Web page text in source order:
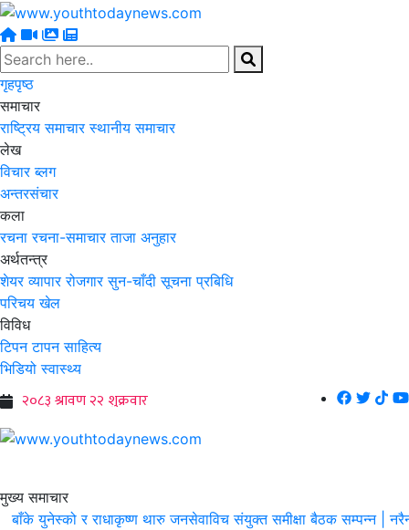
गृहपृष्ठ
समाचार
राष्ट्रिय समाचार स्थानीय समाचार
लेख
विचार ब्लग
अन्तरसंचार
कला
रचना रचना-समाचार ताजा अनुहार
अर्थतन्त्र
शेयर व्यापार रोजगार सुन-चाँदी सूचना प्रबिधि
परिचय खेल
विविध
टिपन टापन साहित्य
भिडियो स्वास्थ्य
मुख्य समाचार
युनेस्को र राधाकृष्ण थारु जनसेवाविच संयुक्त समीक्षा बैठक सम्पन्न |नरैनापुर